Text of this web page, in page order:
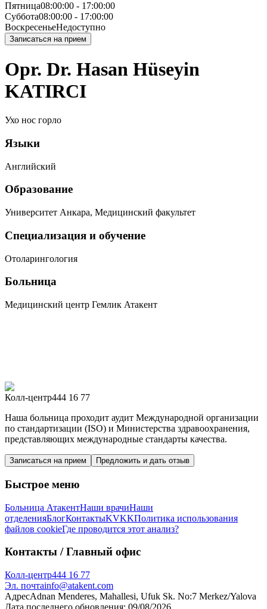
Пятница08:00:00 - 17:00:00
Суббота08:00:00 - 17:00:00
ВоскресеньеНедоступно
Записаться на прием
Opr. Dr. Hasan Hüseyin
KATIRCI
Ухо нос горло
Языки
Английский
Образование
Университет Анкара, Медицинский факультет
Специализация и обучение
Отоларингология
Больница
Медицинский центр Гемлик Атакент
Колл-центр444 16 77
Наша больница проходит аудит Международной организации
по стандартизации (ISO) и Министерства здравоохранения,
представляющих международные стандарты качества.
Записаться на прием Предложить и дать отзыв
Быстрое меню
Больница АтакентНаши врачиНаши
отделенияБлогКонтактыKVKKПолитика использования
файлов cookieГде проводится этот анализ?
Контакты / Главный офис
Колл-центр444 16 77
Эл. почтаinfo@atakent.com
АдресAdnan Menderes, Mahallesi, Ufuk Sk. No:7 Merkez/Yalova
Дата последнего обновления: 09/08/2026